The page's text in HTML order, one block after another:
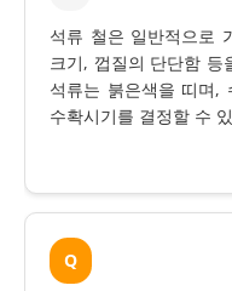
석류 철은 일반적으로
크기, 껍질의 단단함 등
석류는 붉은색을 띠며,
수확시기를 결정할 수
Q